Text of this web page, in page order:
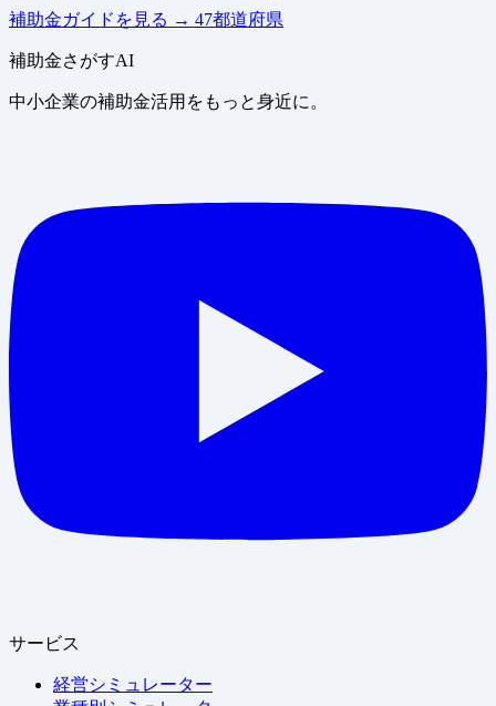
補助金ガイドを見る → 47都道府県
補助金さがすAI
中小企業の補助金活用をもっと身近に。
サービス
経営シミュレーター